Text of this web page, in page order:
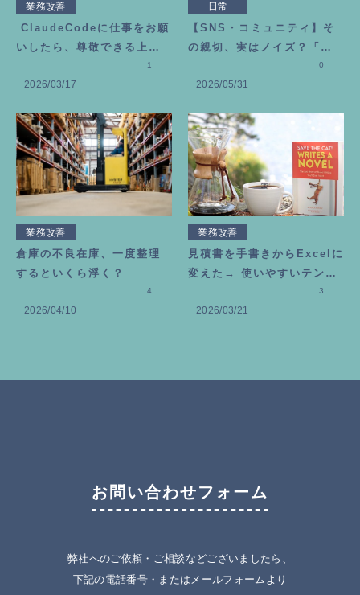
業務改善
ClaudeCodeに仕事をお願
いしたら、尊敬できる上司
2026/03/17
1
日常
【SNS・コミュニティ】そ
の親切、実はノイズ？「勘
違いギバー」にモヤモヤし
た時の処方箋
2026/05/31
0
業務改善
倉庫の不良在庫、一度整理
するといくら浮く？
2026/04/10
4
業務改善
見積書を手書きからExcelに
変えた→ 使いやすいテンプ
2026/03/21
3
お問い合わせフォーム
弊社へのご依頼・ご相談などございましたら、
下記の電話番号・またはメールフォームより